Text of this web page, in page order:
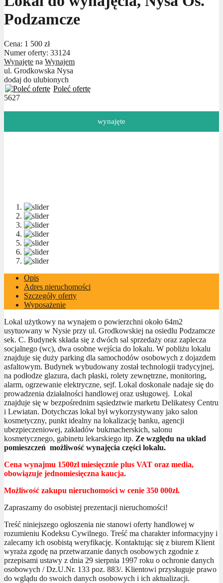
Podzamcze
Cena: 1 500 zł
Numer oferty: 33124
Wynajęte na Wynajem
ul. Grodkowska Nysa
dodaj do ulubionych
Poleć ofertę
5627
wynajęte
Opis
Adres nieruchomości
Szczegóły oferty
Wyposażenie
Lokal użytkowy na wynajem o powierzchni około 64m2
usytuowany w Nysie przy ul. Grodkowskiej na osiedlu Podzamcze
sek. C. Budynek składa się z dwóch sal sprzedaży oraz zaplecza
socjalnego (wc), dwa osobne wejścia do lokalu. W pobliżu lokalu
znajduje się duży parking dla samochodów osobowych z dojazdem
asfaltowym. Budynek wybudowany został technologii tradycyjnej,
na podłodze glazura, dach płaski, rolety zewnętrzne, monitoring,
alarm, ogrzewanie elektryczne, sejf. Lokal doskonale nadaje się do
prowadzenia działalności handlowej oraz usługowej. Lokal
znajduje się w bezpośrednim sąsiedztwie marketu Delikatesy Centru
i Lewiatan. Dotychczas lokal był wykorzystywany jako salon
kosmetyczny, punkt idealny na lokalizację banku, agencji
ubezpieczeniowej, zakładów bukmacherskich, salonu
kosmetycznego, gabinetu lekarskiego itp. Ze względu na układ
pomieszczeń możliwość wynajęcia części lokalu.
Cena wynajmu 1500zł miesięcznie plus VAT oraz media,
obowiązuje jednomiesięczna kaucja.
Możliwość zakupu nieruchomości w cenie 350 000zł.
Zapraszamy do osobistej prezentacji nieruchomości!
Treść niniejszego ogłoszenia nie stanowi oferty handlowej w
rozumieniu Kodeksu Cywilnego. Treść ma charakter informacyjny i
zalecamy ich osobistą weryfikację. Kontaktując się z biurem Klient
wyraża zgodę na przetwarzanie danych osobowych zgodnie z
przepisami ustawy z dnia 29 sierpnia 1997 roku o ochronie danych
osobowych / Dz.U.Nr. 133 poz. 883/. Klientowi przysługuje prawo
do wglądu do swoich danych osobowych i ich aktualizacji.